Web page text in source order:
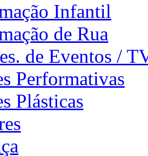
Infantil
de Rua
de Eventos /
Performativas
Plásticas